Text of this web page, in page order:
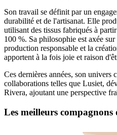
Son travail se définit par un
durabilité et de l'artisanat. Elle
utilisant des tissus fabriqués à
100 %. Sa philosophie est axée
production responsable et la
apportent à la fois joie et raison
Ces dernières années, son univers
collaborations telles que Lusiet,
Rivera, ajoutant une perspective
Les meilleurs